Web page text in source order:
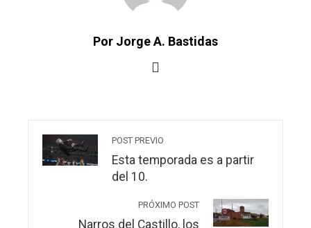
Por Jorge A. Bastidas
POST PREVIO
Esta temporada es a partir
del 10.
PRÓXIMO POST
Narros del Castillo, los